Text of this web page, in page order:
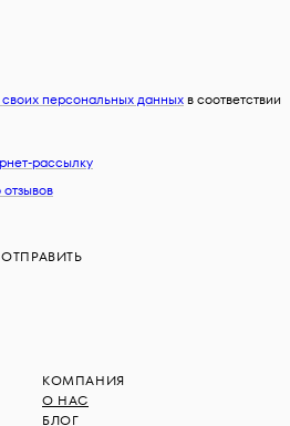
персональных данныхв соответствии
рассылку
КОМПАНИЯ
О НАС
БЛОГ